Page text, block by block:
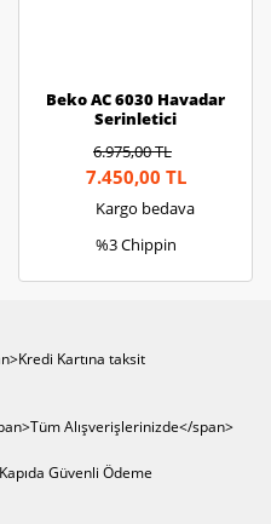
Beko AC 6030 Havadar
Serinletici
6.975,00 TL
7.450,00 TL
Kargo bedava
%3 Chippin